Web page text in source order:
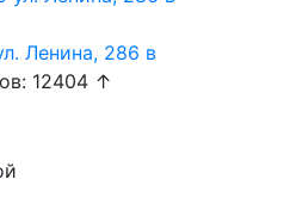
Ленина, 286 в
12404 ↑